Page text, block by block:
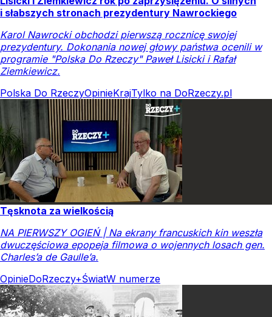
i słabszych stronach prezydentury Nawrockiego
Karol Nawrocki obchodzi pierwszą rocznicę swojej
prezydentury. Dokonania nowej głowy państwa ocenili w
programie "Polska Do Rzeczy" Paweł Lisicki i Rafał
Ziemkiewicz.
Polska Do RzeczyOpinieKrajTylko na DoRzeczy.pl
Tęsknota za wielkością
NA PIERWSZY OGIEŃ | Na ekrany francuskich kin weszła
dwuczęściowa epopeja filmowa o wojennych losach gen.
Charles’a de Gaulle’a.
OpinieDoRzeczy+ŚwiatW numerze